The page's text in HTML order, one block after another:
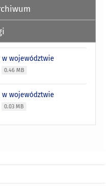
województwie
0.46 MB
województwie
0.03 MB